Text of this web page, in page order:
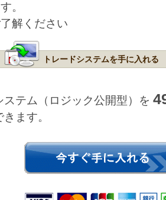
。
解ください
トレードシステムを手に入れる
ステム（ロジック公開型）を
ます。